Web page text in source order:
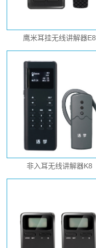
鹰米耳挂无线讲解器E8
非入耳无线讲解器K8